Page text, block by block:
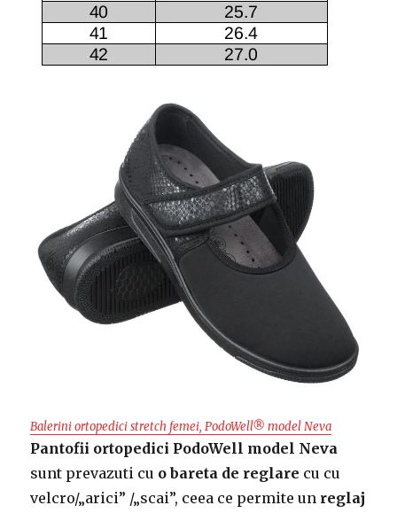
Balerini ortopedici stretch femei, PodoWell® model Neva
Pantofii ortopedici PodoWell model Neva
sunt prevazuti cu o bareta de reglare cu cu
velcro/„arici” /„scai”, ceea ce permite un reglaj